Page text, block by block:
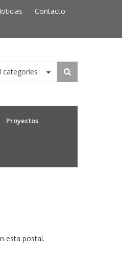
Contacto
categories
Proyectos
esta postal.